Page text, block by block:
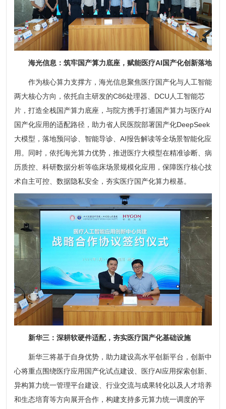
海光信息：筑牢国产算力底座，赋能医疗AI国产化创新落地
作为核心算力支撑方，海光信息聚焦医疗国产化与人工智能
两大核心方向，依托自主研发的C86处理器、DCU人工智能芯
片，打造全栈国产算力底座，与院方携手打通国产算力与医疗AI
国产化应用的适配路径，助力省人民医院部署国产化DeepSeek
大模型，落地预问诊、智能导诊、AI报告解读等全场景智能化应
用。同时，依托海光算力优势，推进医疗大模型在精准诊断、病
历质控、科研数据分析等临床场景规模化应用，保障医疗核心技
术自主可控、数据隐私安全，夯实医疗国产化算力根基。
新华三：深耕软硬件适配，夯实医疗国产化基础设施
新华三将基于自身优势，助力建设高水平创新平台，创新中
心将重点围绕医疗应用国产化试点建设、医疗AI应用探索创新、
异构算力统一管理平台建设、行业交流与成果转化以及人才培养
和生态培育等方向展开合作，构建支持多元算力统一调度的平